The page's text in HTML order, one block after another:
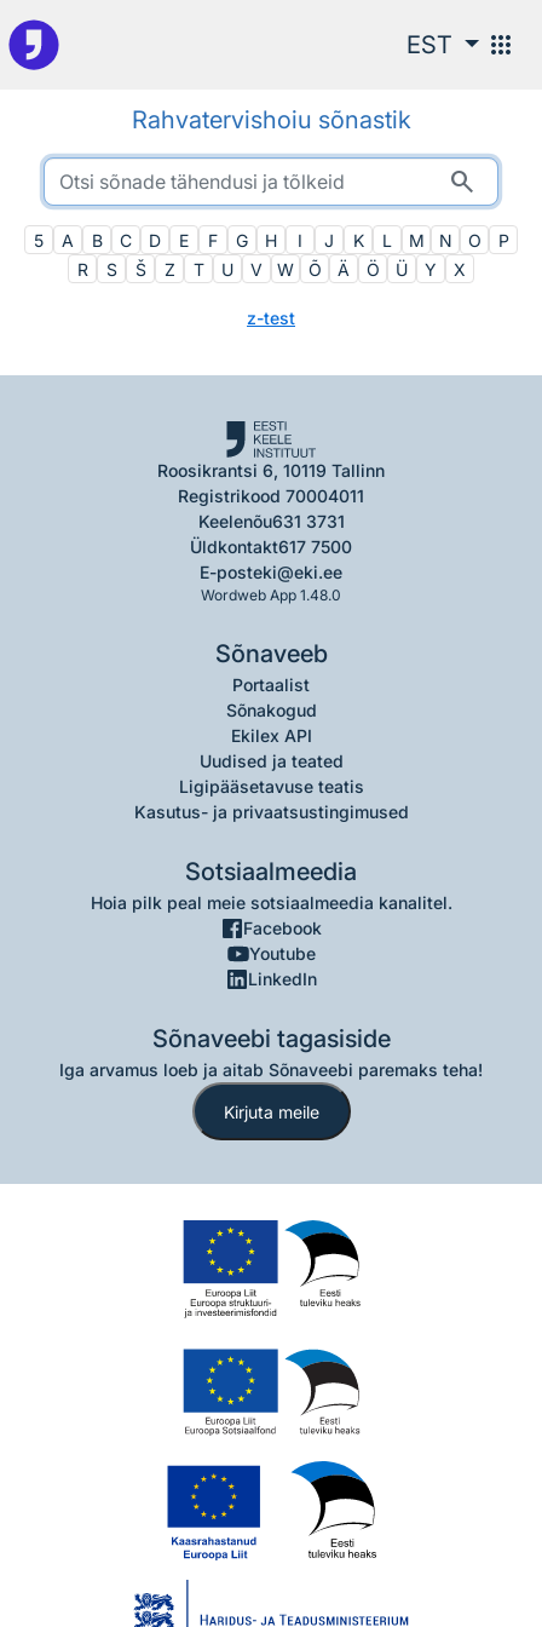
Otsingu juurde
EST apps
Rahvatervishoiu sõnastik
search
5 A B C D E F G H I J K L M N O
P
R
S Š Z T U V W Õ Ä Ö Ü Y Χ
z-test
Roosikrantsi 6, 10119 Tallinn
Registrikood 70004011
Keelenõu631 3731
Üldkontakt617 7500
E-posteki@eki.ee
Wordweb App 1.48.0
Sõnaveeb
Portaalist
Sõnakogud
Ekilex API
Uudised ja teated
Ligipääsetavuse teatis
Kasutus- ja privaatsustingimused
Sotsiaalmeedia
Hoia pilk peal meie sotsiaalmeedia kanalitel.
Facebook
Youtube
LinkedIn
Sõnaveebi tagasiside
Iga arvamus loeb ja aitab Sõnaveebi paremaks teha!
Kirjuta meile